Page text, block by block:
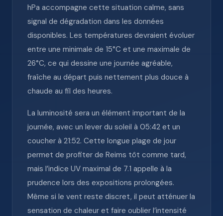
hPa accompagne cette situation calme, sans
signal de dégradation dans les données
disponibles. Les températures devraient évoluer
entre une minimale de 15°C et une maximale de
26°C, ce qui dessine une journée agréable,
fraîche au départ puis nettement plus douce à
chaude au fil des heures.
La luminosité sera un élément important de la
journée, avec un lever du soleil à 05:42 et un
coucher à 21:52. Cette longue plage de jour
permet de profiter de Reims tôt comme tard,
mais l’indice UV maximal de 7.1 appelle à la
prudence lors des expositions prolongées.
Même si le vent reste discret, il peut atténuer la
sensation de chaleur et faire oublier l’intensité